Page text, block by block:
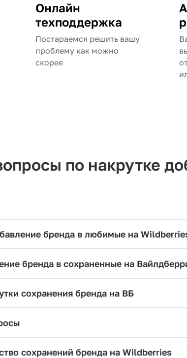
Онлайн
техподдержка
Постараемся решить вашу
проблему как можно
скорее
по накрутке
бренда в любимые на
бренда в сохраненные на
сохранения бренда на ВБ
сохранений бренда на Wildberries